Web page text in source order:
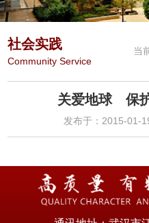
社会实践
Community Service
当
关爱地球 保
发布于：2015-01-